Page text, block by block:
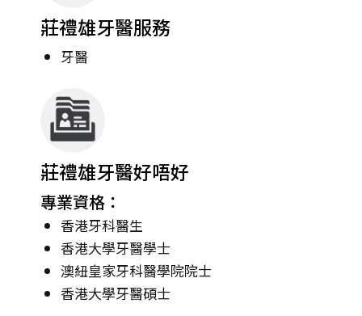
莊禮雄牙醫服務
牙醫
莊禮雄牙醫好唔好
專業資格：
香港牙科醫生
香港大學牙醫學士
澳紐皇家牙科醫學院院士
香港大學牙醫碩士